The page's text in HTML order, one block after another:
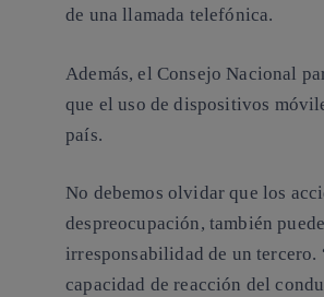
de una llamada telefónica.
Además, el Consejo Nacional
que el uso de dispositivos
país.
No debemos olvidar que los
despreocupación, también
irresponsabilidad de un tercero.
capacidad de reacción del